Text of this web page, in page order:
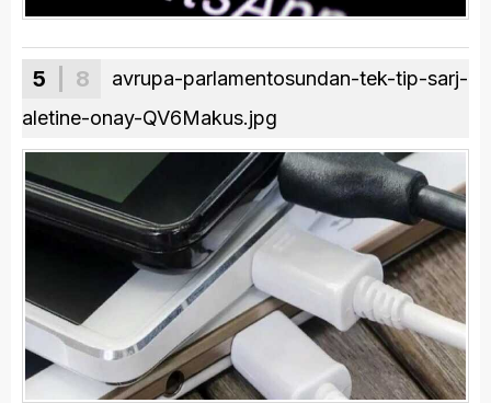
5 | 8
avrupa-parlamentosundan-tek-tip-sarj-
aletine-onay-QV6Makus.jpg